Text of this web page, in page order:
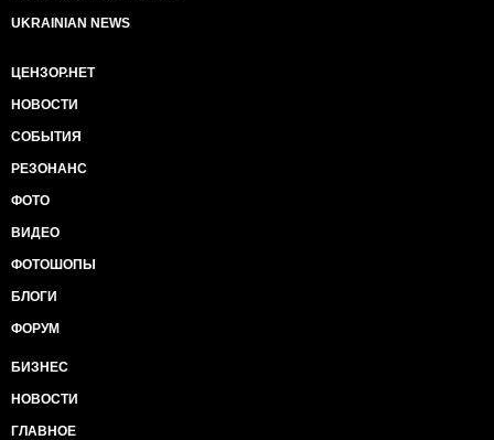
UKRAINIAN NEWS
ЦЕНЗОР.НЕТ
НОВОСТИ
СОБЫТИЯ
РЕЗОНАНС
ФОТО
ВИДЕО
ФОТОШОПЫ
БЛОГИ
ФОРУМ
БИЗНЕС
НОВОСТИ
ГЛАВНОЕ